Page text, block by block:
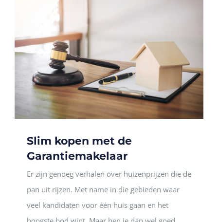
Slim kopen met de
Garantiemakelaar
Er zijn genoeg verhalen over huizenprijzen die de
pan uit rijzen. Met name in die gebieden waar
veel kandidaten voor één huis gaan en het